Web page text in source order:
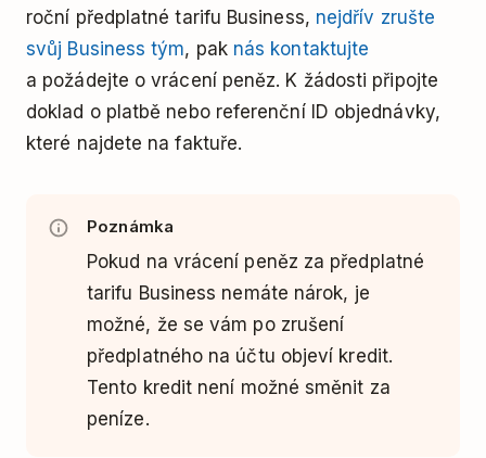
roční předplatné tarifu Business, nejdřív zrušte
svůj Business tým, pak nás kontaktujte
a požádejte o vrácení peněz. K žádosti připojte
doklad o platbě nebo referenční ID objednávky,
které najdete na faktuře.
Poznámka
Pokud na vrácení peněz za předplatné
tarifu Business nemáte nárok, je
možné, že se vám po zrušení
předplatného na účtu objeví kredit.
Tento kredit není možné směnit za
peníze.